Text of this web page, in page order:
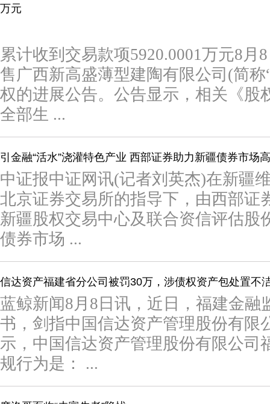
万元
累计收到交易款项5920.0001万元8月
售广西新高盛薄型建陶有限公司(简
权的进展公告。公告显示，相关《股
全部生 ...
引金融“活水”浇灌特色产业 西部证券助力新疆债券市场
中证报中证网讯(记者刘英杰)在新疆
北京证券交易所的指导下，由西部证
新疆股权交易中心及联合资信评估股
债券市场 ...
信达资产福建省分公司被罚30万，涉债权资产包处置不
蓝鲸新闻8月8日讯，近日，福建金融
书，剑指中国信达资产管理股份有限
示，中国信达资产管理股份有限公司
规行为是： ...